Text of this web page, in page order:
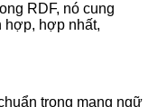
RDF, nó cung
hợp, hợp nhất,
trong mạng ngữ